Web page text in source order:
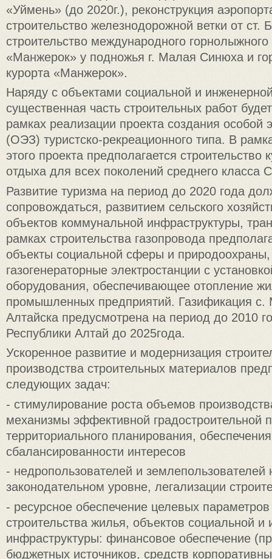
«Уймень» (до 2020г.), реконструкция
строительство железнодорожной ветки от ст.
строительство международного
«Манжерок» у подножья г. Малая Синюха и
курорта «Манжерок».
Наряду с объектами социальной и
существенная часть строительных работ
рамках реализации проекта создания особой
(ОЭЗ) туристско-рекреационного типа. В
этого проекта предполагается строительство
отдыха для всех поколений среднего класса
Развитие туризма на период до 2020 года
сопровождаться, развитием сельского
объектов коммунальной инфраструктуры,
рамках строительства газопровода
объекты социальной сферы и
газогенераторные электростанции с
оборудования, обеспечивающее отопление
промышленных предприятий. Газификация с.
Алтайска предусмотрена на период до 2010
Республики Алтай до 2025года.
Ускоренное развитие и модернизация
производства строительных материалов
следующих задач:
- стимулирование роста объемов
механизмы эффективной градостроительной
территориального планирования, обеспечения
сбалансированности интересов
- недропользователей и землепользователей
законодательном уровне, легализации
- ресурсное обеспечение целевых
строительства жилья, объектов социальной и
инфраструктуры: финансовое обеспечение
бюджетных источников, средств